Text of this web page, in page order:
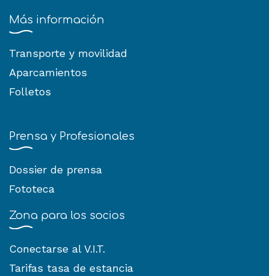
Más información
Transporte y movilidad
Aparcamientos
Folletos
Prensa y Profesionales
Dossier de prensa
Fototeca
Zona para los socios
Conectarse al V.I.T.
Tarifas tasa de estancia